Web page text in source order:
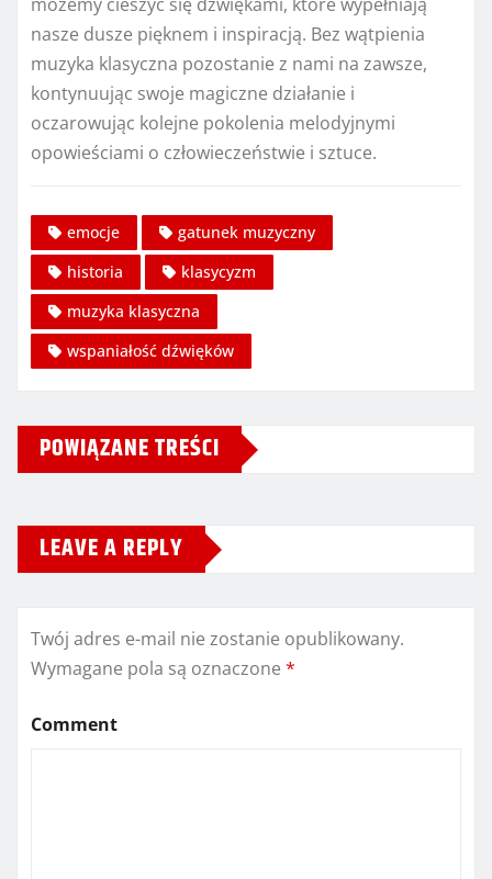
możemy cieszyć się dźwiękami, które wypełniają
nasze dusze pięknem i inspiracją. Bez wątpienia
muzyka klasyczna pozostanie z nami na zawsze,
kontynuując swoje magiczne działanie i
oczarowując kolejne pokolenia melodyjnymi
opowieściami o człowieczeństwie i sztuce.
emocje
gatunek muzyczny
historia
klasycyzm
muzyka klasyczna
wspaniałość dźwięków
POWIĄZANE TREŚCI
LEAVE A REPLY
Twój adres e-mail nie zostanie opublikowany.
Wymagane pola są oznaczone *
Comment